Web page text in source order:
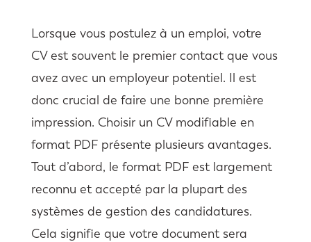
Lorsque vous postulez à un emploi, votre
CV est souvent le premier contact que vous
avez avec un employeur potentiel. Il est
donc crucial de faire une bonne première
impression. Choisir un CV modifiable en
format PDF présente plusieurs avantages.
Tout d’abord, le format PDF est largement
reconnu et accepté par la plupart des
systèmes de gestion des candidatures.
Cela signifie que votre document sera